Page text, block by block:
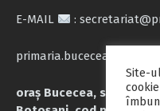
E-MAIL :
oraș Bucecea, str. Calea
Site-